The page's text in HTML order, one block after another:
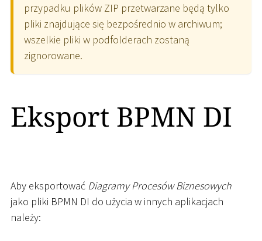
przypadku plików ZIP przetwarzane będą tylko
pliki znajdujące się bezpośrednio w archiwum;
wszelkie pliki w podfolderach zostaną
zignorowane.
Eksport BPMN DI
Aby eksportować Diagramy Procesów Biznesowych
jako pliki BPMN DI do użycia w innych aplikacjach
należy: